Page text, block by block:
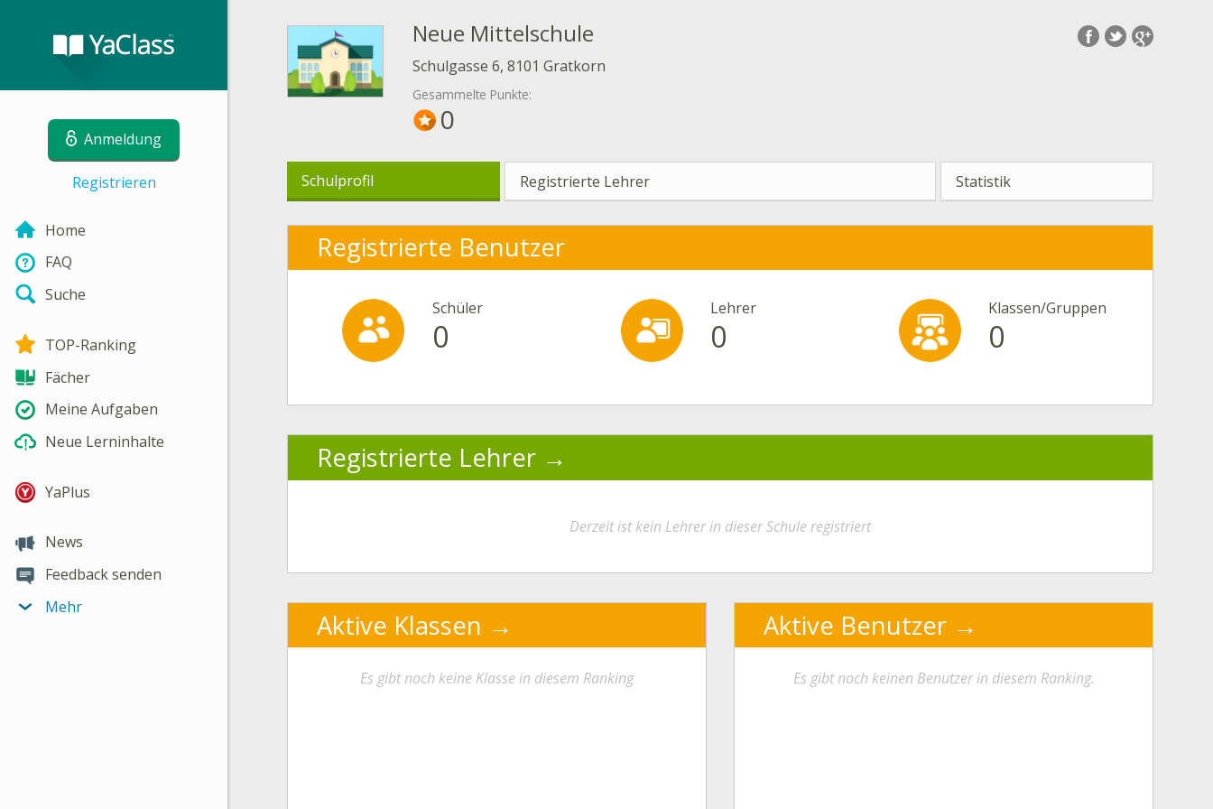
Anmeldung
Registrieren
Home
FAQ
Suche
TOP-Ranking
Fächer
Meine Aufgaben
Neue Lerninhalte
YaPlus
News
Feedback senden
Mehr
Neue Mittelschule
Schulgasse 6, 8101 Gratkorn
Gesammelte Punkte:
0
Schulprofil Registrierte Lehrer Statistik
Registrierte Benutzer
Schüler
0
Lehrer
0
Klassen/Gruppen
0
Registrierte Lehrer
Derzeit ist kein Lehrer in dieser Schule registriert
Aktive Klassen
Es gibt noch keine Klasse in diesem Ranking
Aktive Benutzer
Es gibt noch keinen Benutzer in diesem Ranking.